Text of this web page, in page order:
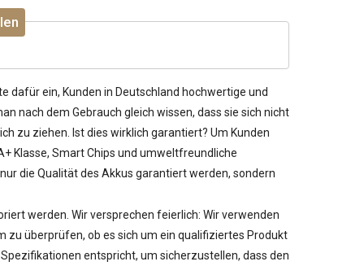
dafür ein, Kunden in Deutschland hochwertige und
nach dem Gebrauch gleich wissen, dass sie sich nicht
zu ziehen. Ist dies wirklich garantiert? Um Kunden
Klasse, Smart Chips und umweltfreundliche
die Qualität des Akkus garantiert werden, sondern
werden. Wir versprechen feierlich: Wir verwenden
zu überprüfen, ob es sich um ein qualifiziertes Produkt
entspricht, um sicherzustellen, dass den